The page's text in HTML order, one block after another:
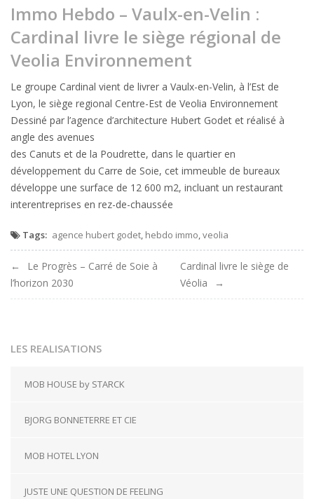
Immo Hebdo – Vaulx-en-Velin :
Cardinal livre le siège régional de
Veolia Environnement
Le groupe Cardinal vient de livrer a Vaulx-en-Velin, à l’Est de
Lyon, le siège regional Centre-Est de Veolia Environnement
Dessiné par l’agence d’architecture Hubert Godet et réalisé à
angle des avenues
des Canuts et de la Poudrette, dans le quartier en
développement du Carre de Soie, cet immeuble de bureaux
développe une surface de 12 600 m2, incluant un restaurant
interentreprises en rez-de-chaussée
Tags: agence hubert godet, hebdo immo,veolia
Navigation
de
Le Progrès – Carré de Soie à
l’horizon 2030
Cardinal livre le siège de
Véolia
LES REALISATIONS
MOB HOUSE by STARCK
BJORG BONNETERRE ET CIE
MOB HOTEL LYON
JUSTE UNE QUESTION DE FEELING